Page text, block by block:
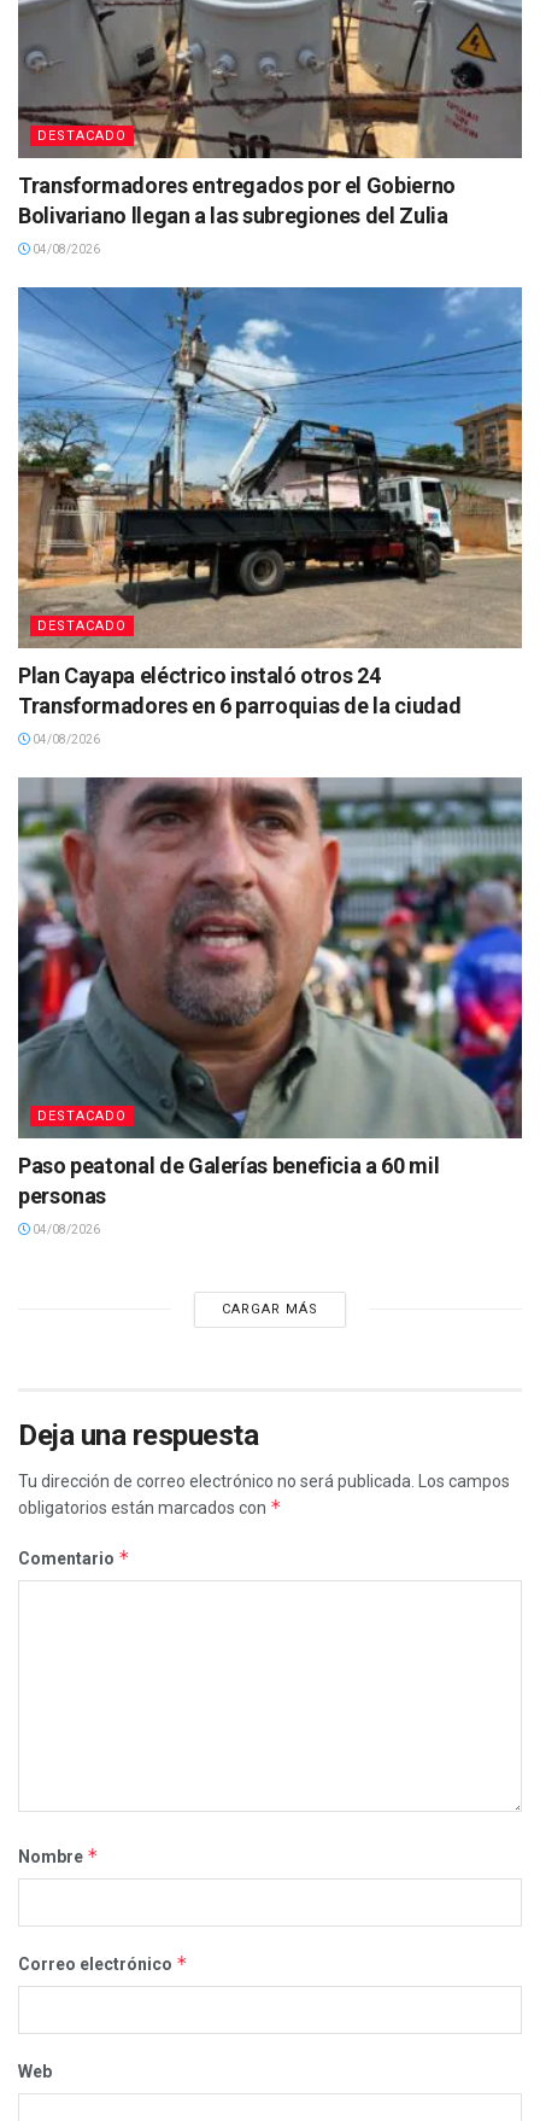
DESTACADO
Transformadores entregados por el Gobierno
Bolivariano llegan a las subregiones del Zulia
04/08/2026
DESTACADO
Plan Cayapa eléctrico instaló otros 24
Transformadores en 6 parroquias de la ciudad
04/08/2026
DESTACADO
Paso peatonal de Galerías beneficia a 60 mil
personas
04/08/2026
CARGAR MÁS
Deja una respuesta
Tu dirección de correo electrónico no será publicada.
Los campos
obligatorios están marcados con *
Comentario *
Nombre *
Correo electrónico *
Web